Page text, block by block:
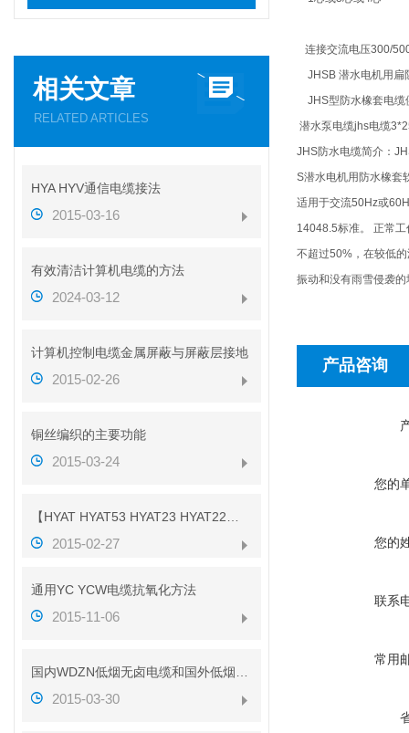
相关文章
RELATED ARTICLES
HYA HYV通信电缆接法
2015-03-16
有效清洁计算机电缆的方法
2024-03-12
计算机控制电缆金属屏蔽与屏蔽层接地
2015-02-26
铜丝编织的主要功能
2015-03-24
2015-02-27
通用YC YCW电缆抗氧化方法
2015-11-06
2015-03-30
连接交流电压300/
JHSB 潜水电机用扁
JHS型防水橡套电缆
潜水泵电缆jhs电缆
JHS防水电缆简介 ：
S潜水电机用防水橡套
适用于交流50Hz或
14048.5标准。 正常
不超过50%，在较低
振动和没有雨雪侵袭
产品咨询
您的
您的
联系
常用